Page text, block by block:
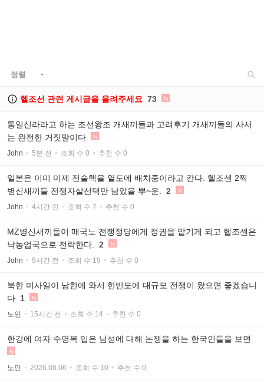
정렬  
 헬조선 관련 게시글을 올려주세요 73 N
통일신라라고 하는 조선왕조 개새끼들과 고려후기 개새끼들의 사서
는 완전한 거짓말이다.
N
John 5분 전 조회 수 0 추천 수 0
일본은 이미 미제 전술핵을 열도에 배치중이라고 칸다. 헬조센 2찍
병신새끼들 전쟁자살선택만 남았을 뿌~운.
2 N
John 4시간 전 조회 수 7 추천 수 0
MZ병신새끼들이 매국노 전쟁정당에게 정권을 맡기게 되고 헬조센은
낙농업국으로 전락한다.
2 N
John 9시간 전 조회 수 19 추천 수 0
북한 미사일이 남한에 와서 한반도에 대규모 전쟁이 왔으면 좋겠습니
다 1 N
노인 15시간 전 조회 수 14 추천 수 0
한강에 여자 수영복 입은 남성에 대해 논쟁을 하는 한국인들을 보면
N
노인 2026.08.06 조회 수 10 추천 수 0